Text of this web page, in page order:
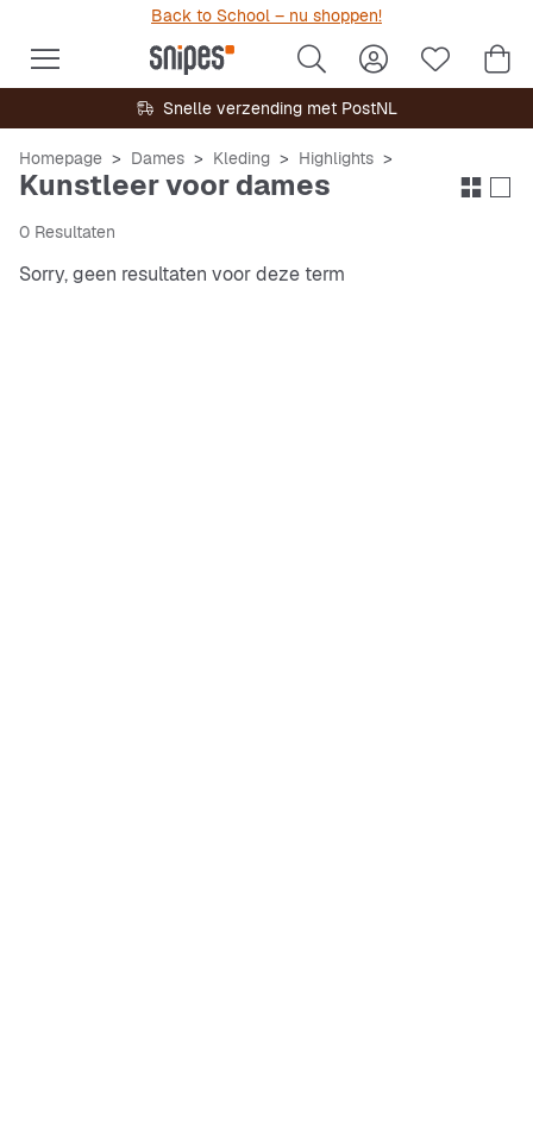
Back to School – nu shoppen!
Snelle verzending met PostNL
Homepage Dames Kleding Highlights
Kunstleer voor dames
0 Resultaten
Sorry, geen resultaten voor deze term